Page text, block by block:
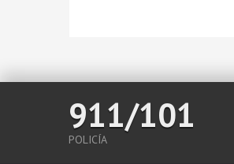
911/101
POLICÍA